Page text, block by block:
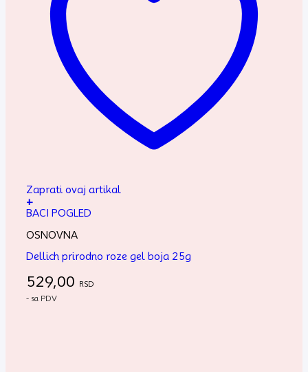
Zaprati ovaj artikal
+
BACI POGLED
OSNOVNA
Dellich prirodno roze gel boja 25g
529,00 RSD
- sa PDV